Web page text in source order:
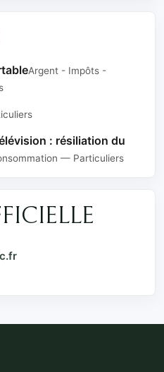
Argent - Impôts -
: résiliation du
— Particuliers